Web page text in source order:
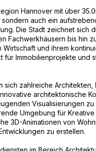
Hannover mit über
auch ein
Die Stadt zeichnet sich
Fachwerkhäusern bis hin
und ihrem
für Immobilienprojekte und
sich zahlreiche Architekten,
architektonische
Visualisierungen zu
Umgebung für Kreative
3D-Animationen von
zu erstellen.